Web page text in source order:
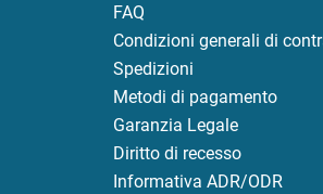
FAQ
Condizioni generali di
Spedizioni
Metodi di pagamento
Garanzia Legale
Diritto di recesso
Informativa ADR/ODR